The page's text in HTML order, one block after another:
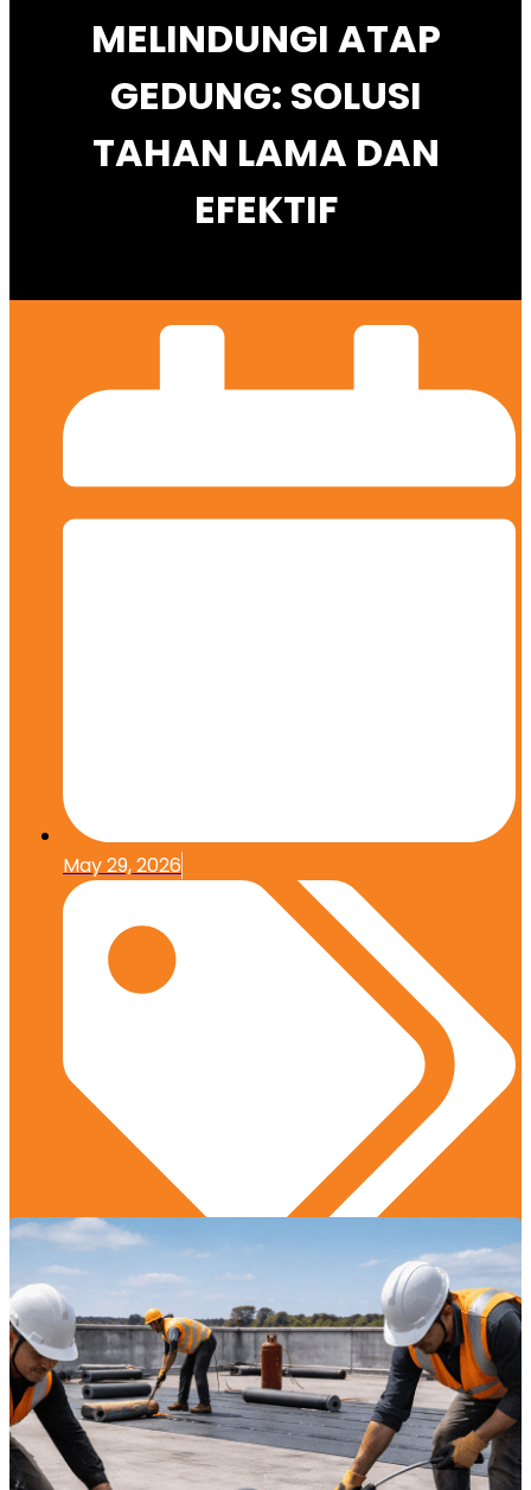
MELINDUNGI ATAP
GEDUNG: SOLUSI
TAHAN LAMA DAN
EFEKTIF
May 29, 2026
Desain dan Arsitektur Edukasi Konstruksi,
Manajemen Proyek
Praktik Terbaik